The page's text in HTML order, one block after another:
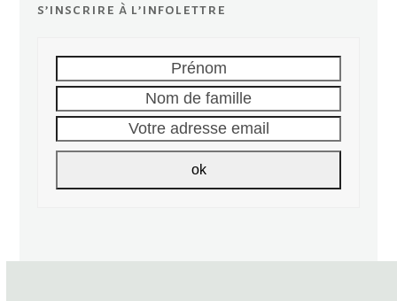
s’inscrire à l’infolettre
de
adresse
ok